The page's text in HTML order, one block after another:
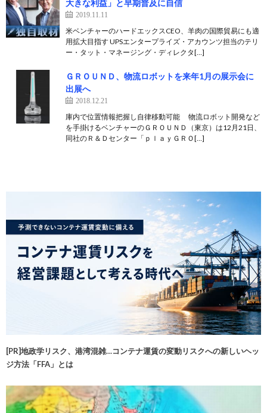
大きな利益」と早期普及に自信
2019.11.11
米ベンチャーのハードエックスCEO、羊肉の国際貿易にも適
用拡大目指す UPSエンタープライズ・アカウンツ担当のテリ
ー・タット・マネージング・ディレクタ[…]
ＧＲＯＵＮＤ、物流ロボットを来年1月の展示会に
出展へ
2018.12.21
庫内で位置情報把握し自律移動可能 物流ロボット開発など
を手掛けるベンチャーのＧＲＯＵＮＤ（東京）は12月21日、
同社のＲ＆Ｄセンター「ｐｌａｙＧＲＯ[…]
[PR]地政学リスク、港湾混雑…コンテナ運賃の変動リスクへの新しいヘッ
ジ方法「FFA」とは